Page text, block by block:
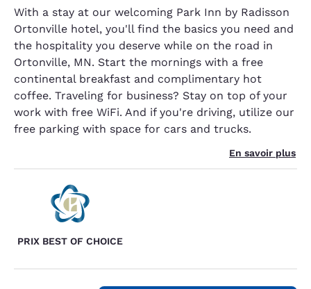
With a stay at our welcoming Park Inn by Radisson
Ortonville hotel, you'll find the basics you need and
the hospitality you deserve while on the road in
Ortonville, MN. Start the mornings with a free
continental breakfast and complimentary hot
coffee. Traveling for business? Stay on top of your
work with free WiFi. And if you're driving, utilize our
free parking with space for cars and trucks.
En savoir plus
PRIX BEST OF CHOICE